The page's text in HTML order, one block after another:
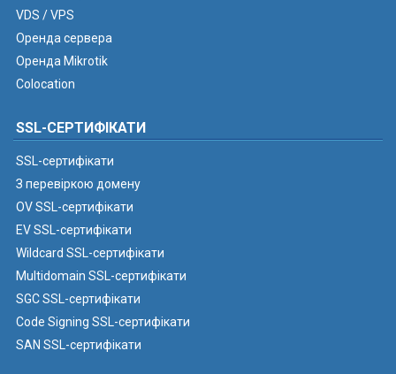
VDS / VPS
Оренда сервера
Оренда Mikrotik
Colocation
SSL-СЕРТИФІКАТИ
SSL-сертифікати
З перевіркою домену
OV SSL-сертифікати
EV SSL-сертифікати
Wildcard SSL-сертифікати
Multidomain SSL-сертифікати
SGC SSL-сертифікати
Code Signing SSL-сертифікати
SAN SSL-сертифікати